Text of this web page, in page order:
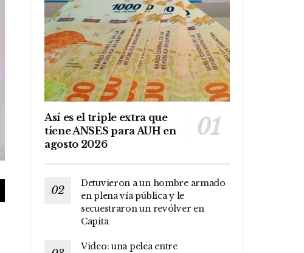
Así es el triple extra que
tiene ANSES para AUH en
agosto 2026
Detuvieron a un hombre armado
en plena vía pública y le
secuestraron un revólver en
Capita
Video: una pelea entre